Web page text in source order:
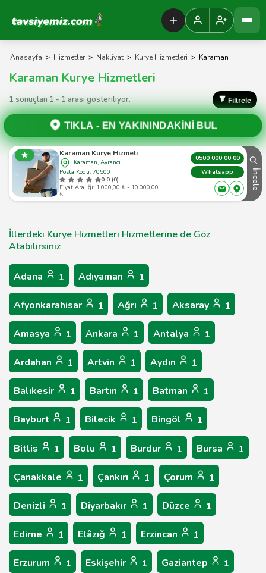
Tavsiyemiz Anasayfa
Anasayfa > Hizmetler > Nakliyat > Kurye Hizmetleri > Karaman
Karaman Kurye Hizmetleri
1 sonuçtan 1 - 1 arası gösteriliyor. Filtrele
TIKLA -EN YAKININDAKİNİ BUL
Karaman Kurye Hizmeti
Karaman, Ayrancı
Posta Kodu: 70500
0.0 (0)
Fiyat Aralığı: 1.000,00 ₺ - 10.000,00
₺
0500 000 00 00
Whatsapp
İncele
İllerdeki Kurye Hizmetleri Hizmetlerine de Göz
Atabilirsiniz
Adana 1 Adıyaman 1
Afyonkarahisar 1 Ağrı 1 Aksaray 1
Amasya 1 Ankara 1 Antalya 1
Ardahan 1 Artvin 1 Aydın 1
Balıkesir 1 Bartın 1 Batman 1
Bayburt 1 Bilecik 1 Bingöl 1
Bitlis 1 Bolu 1 Burdur 1 Bursa 1
Çanakkale 1 Çankırı 1 Çorum 1
Denizli 1 Diyarbakır 1 Düzce 1
Edirne 1 Elâzığ 1 Erzincan 1
Erzurum 1 Eskişehir 1 Gaziantep 1